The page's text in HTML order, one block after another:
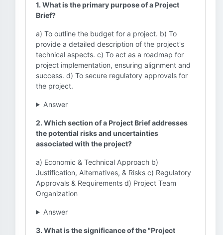
1. What is the primary purpose of a Project
Brief?
a) To outline the budget for a project. b) To
provide a detailed description of the project's
technical aspects. c) To act as a roadmap for
project implementation, ensuring alignment and
success. d) To secure regulatory approvals for
the project.
Answer
2. Which section of a Project Brief addresses
the potential risks and uncertainties
associated with the project?
a) Economic & Technical Approach b)
Justification, Alternatives, & Risks c) Regulatory
Approvals & Requirements d) Project Team
Organization
Answer
3. What is the significance of the "Project